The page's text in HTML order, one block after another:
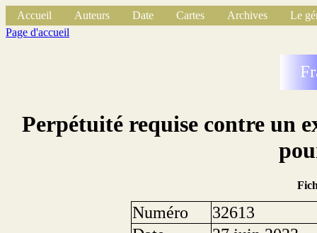
Accueil Auteurs Date Cartes Archives
Le
Page d'accueil
Perpétuité requise contre un
Numéro
32613